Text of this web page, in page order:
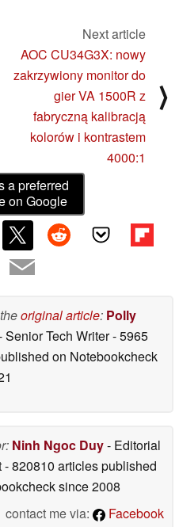
Next article
AOC CU34G3X: nowy
zakrzywiony monitor do
gier VA 1500R z
fabryczną kalibracją
kolorów i kontrastem
4000:1
⟩
a preferred
on Google
original article: Polly
Senior Tech Writer- 5965
on Notebookcheck
Ninh Ngoc Duy- Editorial
- 820810 articles published
since 2008
contact me via:
Facebook